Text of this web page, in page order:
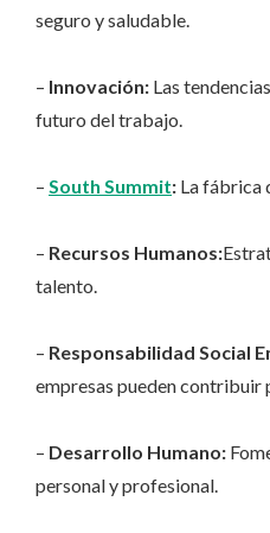
seguro y saludable.
– Innovación: Las
futuro del trabajo.
– South Summit: La fábrica
– Recursos Humanos:
talento.
– Responsabilidad Social
empresas pueden contribuir
– Desarrollo Humano:
personal y profesional.